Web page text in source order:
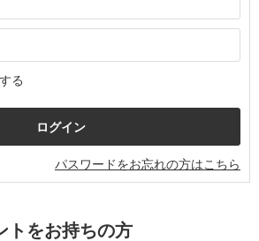
る
パスワードをお忘れの方はこちら
トをお持ちの方